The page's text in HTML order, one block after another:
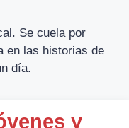
Se cuela por
en las historias de
día.
y